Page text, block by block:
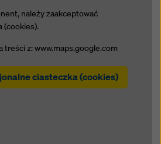
należy zaakceptować
(cookies).
treści z: www.maps.google.com
ciasteczka (cookies)